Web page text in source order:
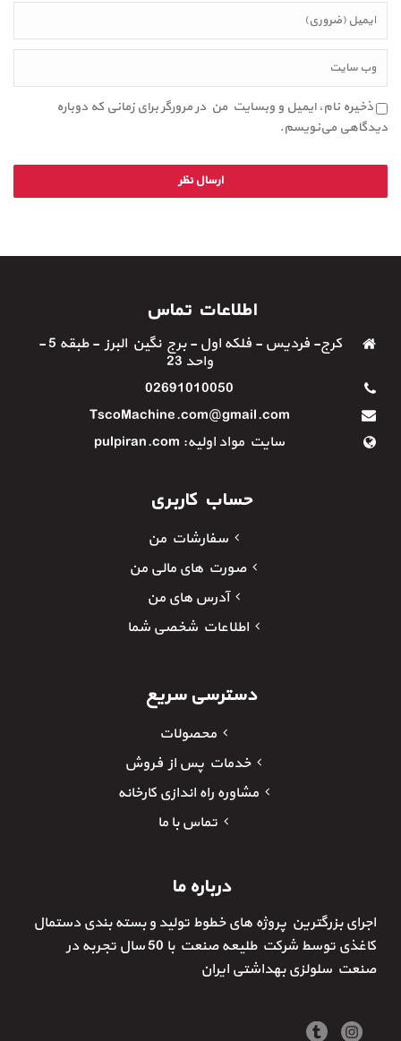
ذخیره نام، ایمیل و وبسایت من در مرورگر برای زمانی که دوباره
دیدگاهی می‌نویسم.
اطلاعات تماس
کرج- فردیس - فلکه اول - برج نگین البرز - طبقه 5 -
واحد 23
02691010050
TscoMachine.com@gmail.com
سایت مواد اولیه: pulpiran.com
حساب کاربری
سفارشات من
صورت های مالی من
آدرس های من
اطلاعات شخصی شما
دسترسی سریع
محصولات
خدمات پس از فروش
مشاوره راه اندازی کارخانه
تماس با ما
درباره ما
اجرای بزرگترین پروژه های خطوط تولید و بسته بندی دستمال
کاغذی توسط شرکت طلیعه صنعت با 50 سال تجربه در
صنعت سلولزی بهداشتی ایران